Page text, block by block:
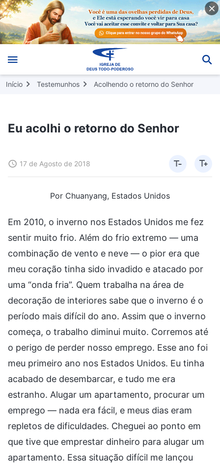
Início Testemunhos Acolhendo o retorno do Senhor
Eu acolhi o retorno do Senhor
17 de Agosto de 2018
Por Chuanyang, Estados Unidos
Em 2010, o inverno nos Estados Unidos me fez
sentir muito frio. Além do frio extremo — uma
combinação de vento e neve — o pior era que
meu coração tinha sido invadido e atacado por
uma “onda fria”. Quem trabalha na área de
decoração de interiores sabe que o inverno é o
período mais difícil do ano. Assim que o inverno
começa, o trabalho diminui muito. Corremos até
o perigo de perder nosso emprego. Esse ano foi
meu primeiro ano nos Estados Unidos. Eu tinha
acabado de desembarcar, e tudo me era
estranho. Alugar um apartamento, procurar um
emprego — nada era fácil, e meus dias eram
repletos de dificuldades. Cheguei ao ponto em
que tive que emprestar dinheiro para alugar um
apartamento. Essa situação difícil me lançou